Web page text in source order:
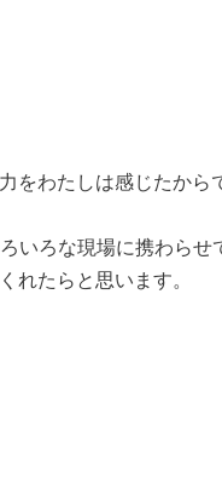
わたしは感じたから
ろな現場に携わらせ
れたらと思います。